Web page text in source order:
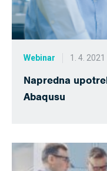
Webinar 1. 4. 2021
Napredna
Abaqusu